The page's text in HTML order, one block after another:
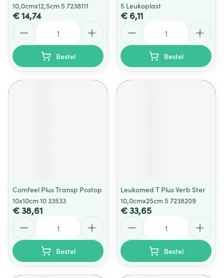
10,0cmx12,5cm 5 7238111
€ 14,74
Bestel
5 Leukoplast
€ 6,11
Bestel
Comfeel Plus Transp Postop
10x10cm 10 33533
€ 38,61
Bestel
Leukomed T Plus Verb Ster
10,0cmx25cm 5 7238209
€ 33,65
Bestel